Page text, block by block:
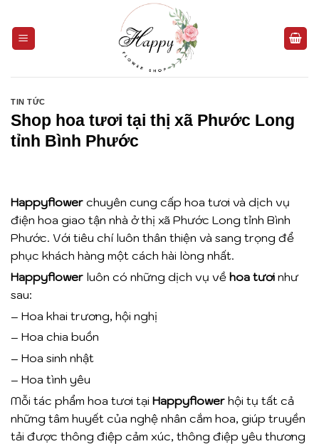
qua
nội
TIN TỨC
Shop hoa tươi tại thị xã Phước Long
tỉnh Bình Phước
Happyflower chuyên cung cấp hoa tươi và dịch vụ
điện hoa giao tận nhà ở thị xã Phước Long tỉnh Bình
Phước. Với tiêu chí luôn thân thiện và sang trọng để
phục khách hàng một cách hài lòng nhất.
Happyflower luôn có những dịch vụ về hoa tươi như
sau:
– Hoa khai trương, hội nghị
– Hoa chia buồn
– Hoa sinh nhật
– Hoa tình yêu
Mỗi tác phẩm hoa tươi tại Happyflower hội tụ tất cả
những tâm huyết của nghệ nhân cắm hoa, giúp truyền
tải được thông điệp cảm xúc, thông điệp yêu thương